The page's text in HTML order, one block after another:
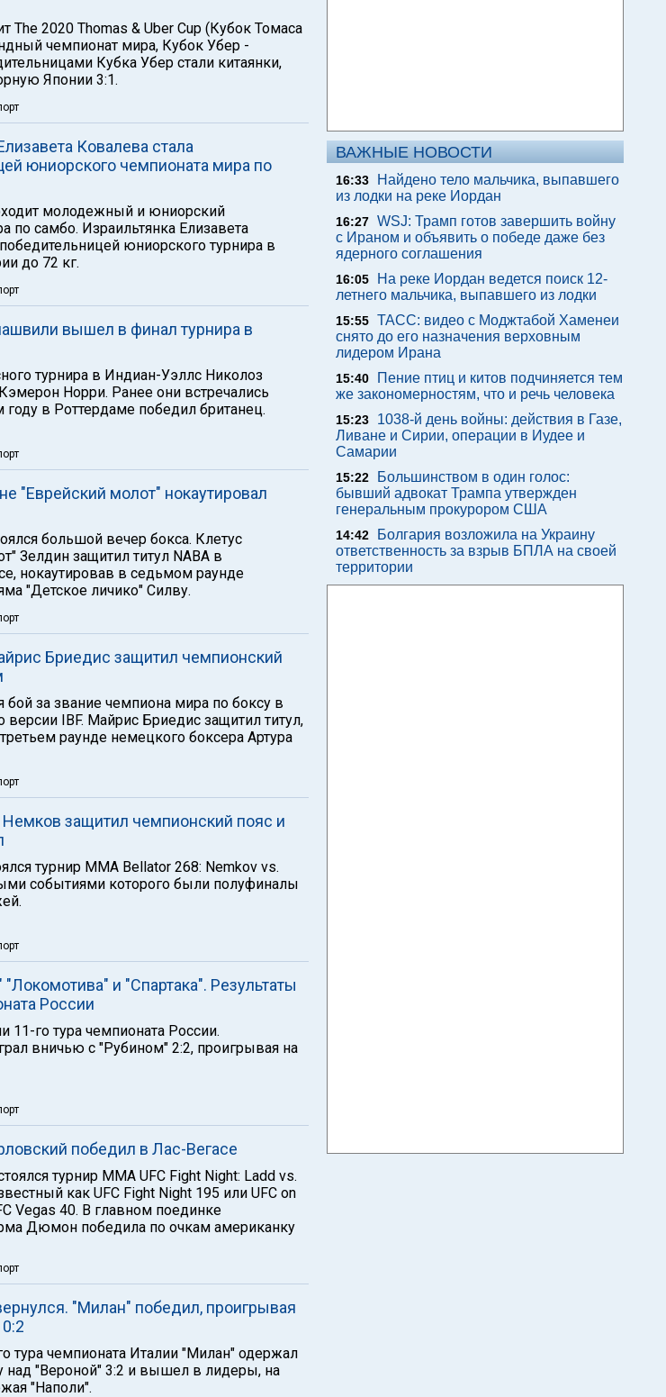
The 2020 Thomas & Uber Cup (Кубок Томаса
чемпионат мира, Кубок Убер -
Кубка Убер стали китаянки,
Японии 3:1.
Ковалева стала
юниорского чемпионата мира по
молодежный и юниорский
по самбо. Израильтянка Елизавета
юниорского турнира в
до 72 кг.
вышел в финал турнира в
турнира в Индиан-Уэллс Николоз
Норри. Ранее они встречались
в Роттердаме победил британец.
"Еврейский молот" нокаутировал
большой вечер бокса. Клетус
Зелдин защитил титул NABA в
нокаутировав в седьмом раунде
"Детское личико" Силву.
Бриедис защитил чемпионский
бой за звание чемпиона мира по боксу в
IBF. Майрис Бриедис защитил титул,
раунде немецкого боксера Артура
защитил чемпионский пояс и
турнир ММА Bellator 268: Nemkov vs.
событиями которого были полуфиналы
и "Спартака". Результаты
России
11-го тура чемпионата России.
вничью с "Рубином" 2:2, проигрывая на
победил в Лас-Вегасе
турнир ММА UFC Fight Night: Ladd vs.
как UFC Fight Night 195 или UFC on
Vegas 40. В главном поединке
Дюмон победила по очкам американку
"Милан" победил, проигрывая
тура чемпионата Италии "Милан" одержал
над "Вероной" 3:2 и вышел в лидеры, на
"Наполи".
ВАЖНЫЕ НОВОСТИ
16:33
Найдено тело мальчика, выпавшего
из лодки на реке Иордан
16:27 WSJ: Трамп готов завершить войну
с Ираном и объявить о победе даже без
ядерного соглашения
16:05
На реке Иордан ведется поиск 12-
летнего мальчика, выпавшего из лодки
15:55 ТАСС: видео с Моджтабой Хаменеи
снято до его назначения верховным
лидером Ирана
15:40
Пение птиц и китов подчиняется тем
же закономерностям, что и речь человека
15:23
1038-й день войны: действия в Газе,
Ливане и Сирии, операции в Иудее и
Самарии
15:22
Большинством в один голос:
бывший адвокат Трампа утвержден
генеральным прокурором США
14:42
Болгария возложила на Украину
ответственность за взрыв БПЛА на своей
территории